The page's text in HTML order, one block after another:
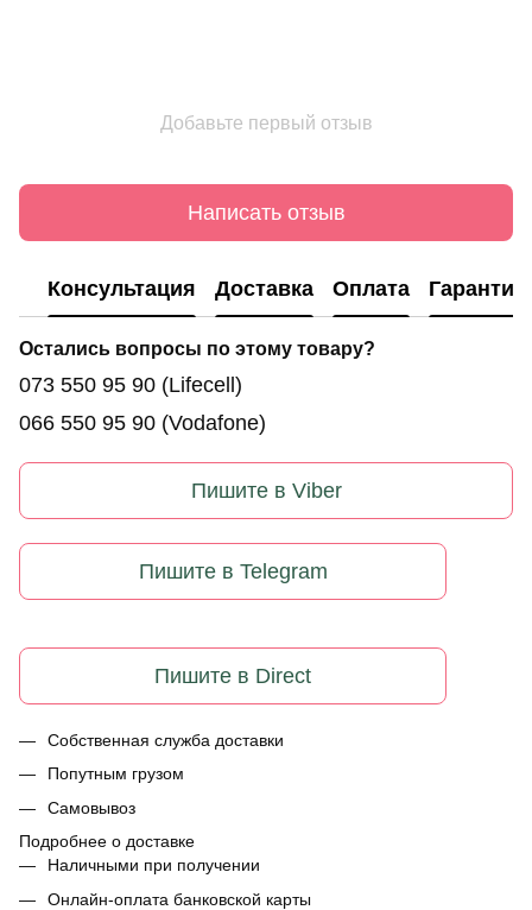
Добавьте первый отзыв
Написать отзыв
Консультация Доставка Оплата Гарантия
Остались вопросы по этому товару?
073 550 95 90 (Lifecell)
066 550 95 90 (Vodafone)
Пишите в Viber
Пишите в Telegram
Пишите в Direct
Собственная служба доставки
Попутным грузом
Самовывоз
Подробнее о доставке
Наличными при получении
Онлайн-оплата банковской карты